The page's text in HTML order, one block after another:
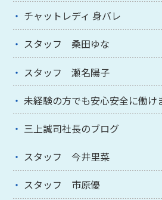
チャットレディ 身バレ
スタッフ 桑田ゆな
スタッフ 瀬名陽子
未経験の方でも安心安全に働け
三上誠司社長のブログ
スタッフ 今井里菜
スタッフ 市原優